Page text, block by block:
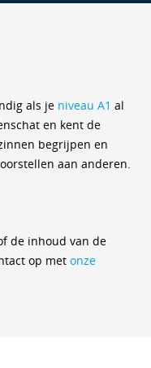
als je niveau A1 al
en kent de
begrijpen en
aan anderen.
de inhoud van de
op met onze